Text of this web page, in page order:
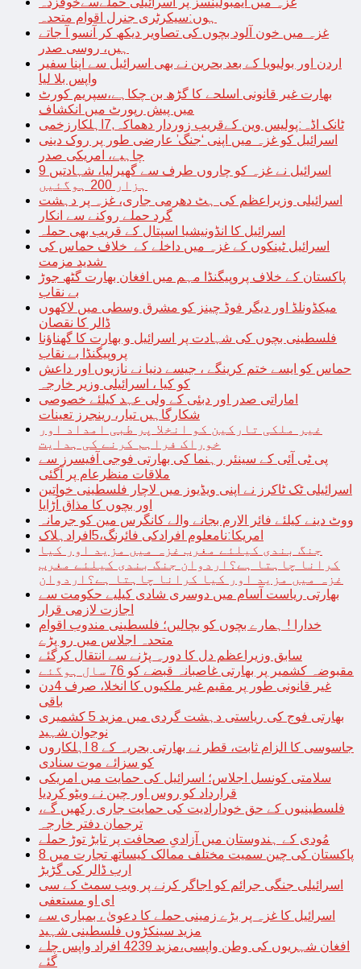
ہوں:سیکرٹری جنرل اقوام متحدہ
غزہ میں خون آلود بچوں کی تصاویر دیکھ کر آنسو آ جاتے
ہیں، روسی صدر
اردن اور بولیویا کے بعد بحرین نے بھی اسرائیل سے اپنا سفیر
واپس بلا لیا
بھارت غیر قانونی اسلحے کا گڑھ بن چکاہے،سپریم کورٹ
میں پیش رپورٹ میں انکشاف
ٹانک اڈہ:پولیس وین کےقریب زوردار دھماکہ,7اہلکارزخمی
اسرائیل کو غزہ میں اپنی ‘جنگ’ عارضی طور پر روک دینی
چاہیے، امریکی صدر
اسرائیل نے غزہ کو چاروں طرف سے گھیرلیا، شہادتیں 9
ہزار 200 ہوگئیں
اسرائیلی وزیراعظم کی ہٹ دھرمی جاری، غزہ پر دہشت
گرد حملے روکنے سے انکار
اسرائیل کا انڈونیشیا اسپتال کے قریب بھی حملہ
اسرائیل ٹینکوں کے غزہ میں داخلے کے خلاف حماس کی
پاکستان کے خلاف پروپیگنڈا مہم میں افغان بھارت گٹھ جوڑ
بے نقاب
میکڈونلڈ اور دیگر فوڈ چینز کو مشرق وسطی میں لاکھوں
ڈالر کا نقصان
فلسطینی بچوں کی شہادت پر اسرائیل و بھارت کا گھناؤنا
پروپیگنڈا بے نقاب
حماس کو ایسے ختم کرینگے ، جیسے دنیا نے نازیوں اور داعش
کو کیا ، اسرائیلی وزیر خارجہ
اماراتی صدر اور دبئی کے ولی عہد کیلئے خصوصی
شکارگاہیں تیار، رینجرز تعینات
غیر ملکی تارکین کو انخلا پر طبی امداد اور
خوراک فراہم کرنے کی ہدایت
پی ٹی آئی کے سینئر رہنما کی بھارتی فوجی آفیسرز سے
ملاقات منظرعام پر آگئی
اسرائیلی ٹک ٹاکرز نے اپنی ویڈیوز میں لاچار فلسطینی خواتین
اور بچوں کا مذاق اُڑایا
ووٹ دینے کیلئے فائر الارم بجانے والے کانگرس مین کو جرمانہ
امریکا:نامعلوم افرادکی فائرنگ،5افرادہلاک
جنگ بندی کیلئے مغرب غزہ میں مزید اور کیا
کرانا چاہتا ہے؟اردوان جنگ بندی کیلئے مغرب
غزہ میں مزید اور کیا کرانا چاہتا ہے؟اردوان
بھارتی ریاست آسام میں دوسری شادی کیلیے حکومت سے
اجازت لازمی قرار
خدارا ! ہمارے بچوں کو بچالیں؛ فلسطینی مندوب اقوام
متحدہ اجلاس میں رو پڑے
سابق وزیراعظم دل کا دورہ پڑنے سے انتقال کرگئے
مقبوضہ کشمیر پر بھارتی غاصبانہ قبضے کو 76 سال ہوگئے
غیر قانونی طور پر مقیم غیر ملکیوں کا انخلا، صرف 4دن
باقی
بھارتی فوج کی ریاستی دہشت گردی میں مزید 5 کشمیری
نوجوان شہید
جاسوسی کا الزام ثابت، قطر نے بھارتی بحریہ کے 8 اہلکاروں
کو سزائے موت سنادی
سلامتی کونسل اجلاس؛ اسرائیل کی حمایت میں امریکی
قرارداد کو روس اور چین نے ویٹو کردیا
فلسطینیوں کے حق خودارادیت کی حمایت جاری رکھیں گے،
ترجمان دفتر خارجہ
مُودی کے ہندوستان میں آزادیِ صحافت پر تابڑ توڑ حملے
پاکستان کی چین سمیت مختلف ممالک کیساتھ تجارت میں 8
ارب ڈالر کی گڑبڑ
اسرائیلی جنگی جرائم کو اجاگر کرنے پر ویب سمٹ کے سی
ای او مستعفی
اسرائیل کا غزہ پر بڑے زمینی حملے کا دعویٰ ، بمباری سے
مزید سینکڑوں فلسطینی شہید
افغان شہریوں کی وطن واپسی،مزید 4239 افراد واپس چلے
گئے